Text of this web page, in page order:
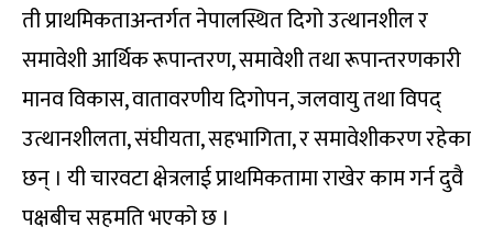
ती प्राथमिकताअन्तर्गत नेपालस्थित दिगो उत्थानशील र
समावेशी आर्थिक रूपान्तरण, समावेशी तथा रूपान्तरणकारी
मानव विकास, वातावरणीय दिगोपन, जलवायु तथा विपद्
उत्थानशीलता, संघीयता, सहभागिता, र समावेशीकरण रहेका
छन् । यी चारवटा क्षेत्रलाई प्राथमिकतामा राखेर काम गर्न दुवै
पक्षबीच सहमति भएको छ ।